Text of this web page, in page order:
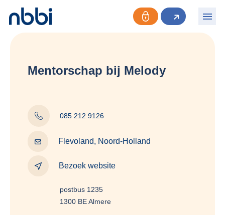
Mentorschap bij Melody
085 212 9126
Flevoland, Noord-Holland
Bezoek website
postbus 1235
1300 BE Almere